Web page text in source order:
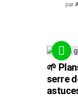
par
🌱
serre